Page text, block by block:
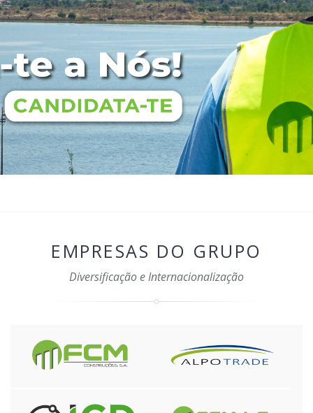
EMPRESAS DO GRUPO
Diversificação e Internacionalização